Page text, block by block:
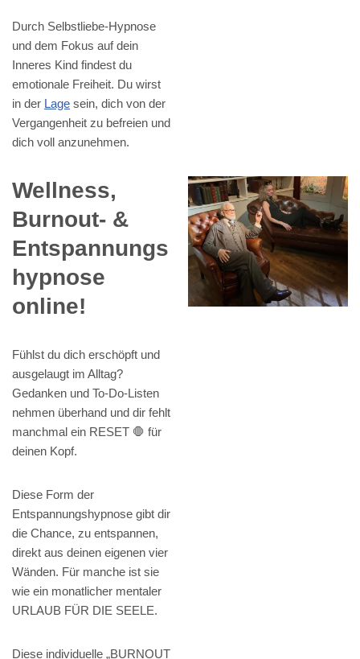
Durch Selbstliebe-Hypnose
und dem Fokus auf dein
Inneres Kind findest du
emotionale Freiheit. Du wirst
in der Lage sein, dich von der
Vergangenheit zu befreien und
dich voll anzunehmen.
Wellness,
Burnout- &
Entspannungs
hypnose
online!
Fühlst du dich erschöpft und
ausgelaugt im Alltag?
Gedanken und To-Do-Listen
nehmen überhand und dir fehlt
manchmal ein RESET 🛑 für
deinen Kopf.
Diese Form der
Entspannungshypnose gibt dir
die Chance, zu entspannen,
direkt aus deinen eigenen vier
Wänden. Für manche ist sie
wie ein monatlicher mentaler
URLAUB FÜR DIE SEELE.
Diese individuelle „BURNOUT